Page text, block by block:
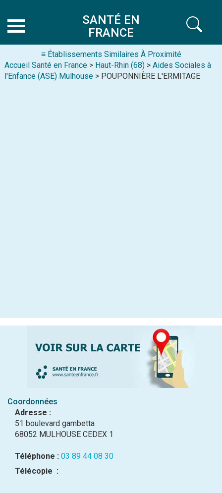
SANTÉ EN
FRANCE
≡ Établissements Similaires À Proximité
Accueil Santé en France > Haut-Rhin (68) > Aides Sociales à
l'Enfance (ASE) Mulhouse > POUPONNIÈRE L'ERMITAGE
Coordonnées
Adresse :
51 boulevard gambetta
68052 MULHOUSE CEDEX 1
Téléphone : 03 89 44 08 30
Télécopie :